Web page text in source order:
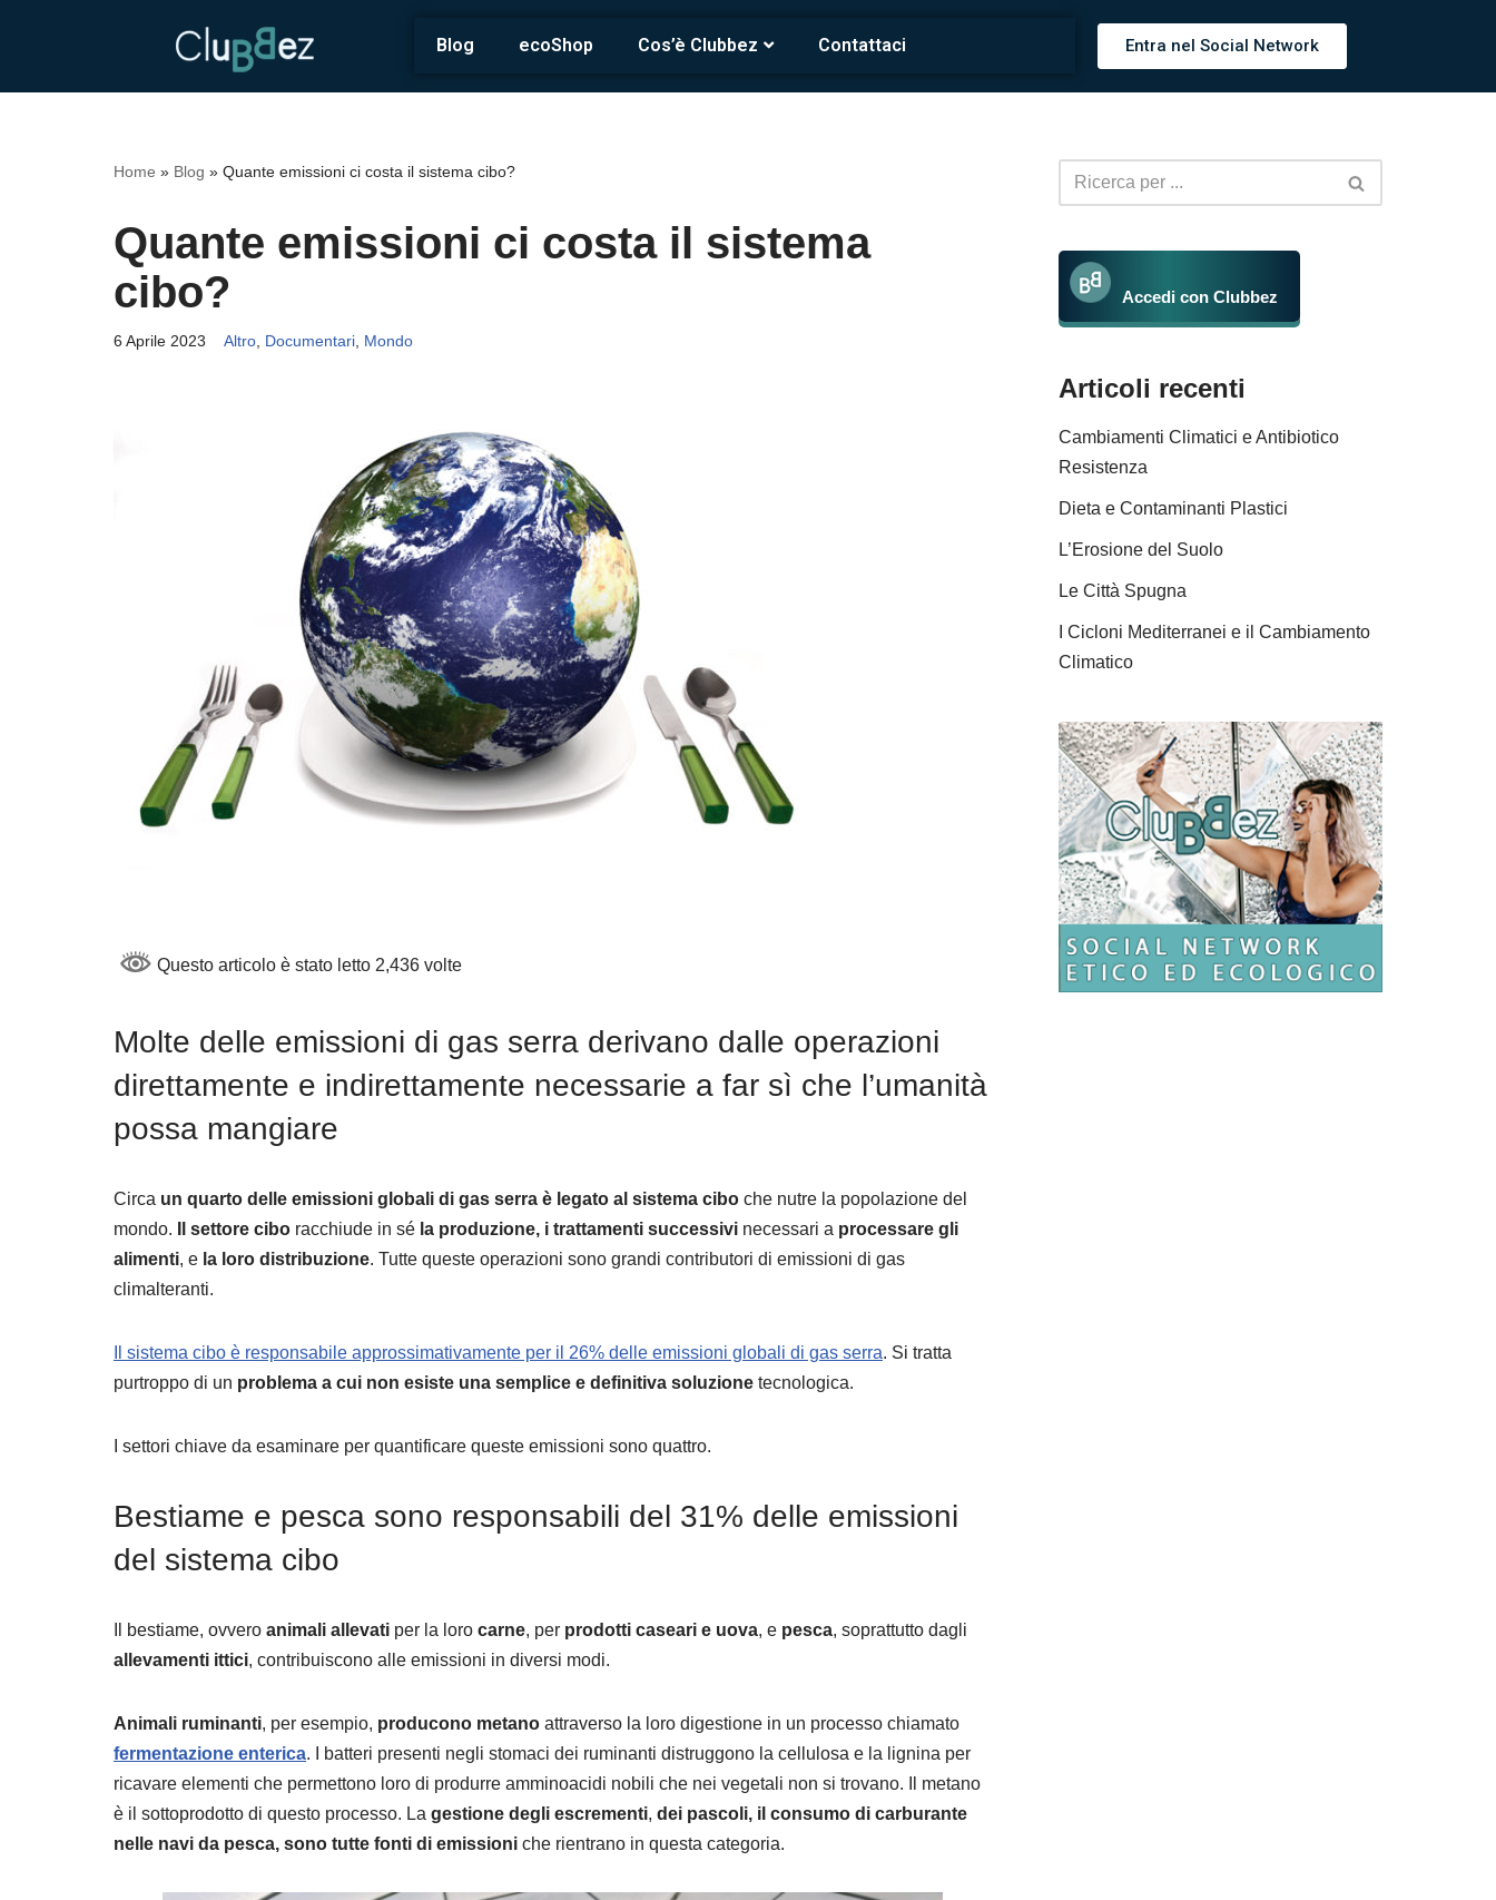
al
Blog ecoShop Cos’è Clubbez Contattaci Entra nel Social Network
Home » Blog » Quante emissioni ci costa il sistema cibo?
Quante emissioni ci costa il sistema
cibo?
6 Aprile 2023 Altro Documentari Mondo
Questo articolo è stato letto 2,436 volte
Molte delle emissioni di gas serra derivano dalle operazioni
direttamente e indirettamente necessarie a far sì che l’umanità
possa mangiare
Circa un quarto delle emissioni globali di gas serra è legato al sistema cibo che nutre la popolazione del
mondo. Il settore cibo racchiude in sé la produzione, i trattamenti successivi necessari a processare gli
alimenti, e la loro distribuzione. Tutte queste operazioni sono grandi contributori di emissioni di gas
climalteranti.
Il sistema cibo è responsabile approssimativamente per il 26% delle emissioni globali di gas serra. Si tratta
purtroppo di un problema a cui non esiste una semplice e definitiva soluzione tecnologica.
I settori chiave da esaminare per quantificare queste emissioni sono quattro.
Bestiame e pesca sono responsabili del 31% delle emissioni
del sistema cibo
Il bestiame, ovvero animali allevati per la loro carne, per prodotti caseari e uova, e pesca, soprattutto dagli
allevamenti ittici, contribuiscono alle emissioni in diversi modi.
Animali ruminanti, per esempio, producono metano attraverso la loro digestione in un processo chiamato
fermentazione enterica.
I batteri presenti negli stomaci dei ruminanti distruggono la cellulosa e la lignina per
ricavare elementi che permettono loro di produrre amminoacidi nobili che nei vegetali non si trovano. Il metano
è il sottoprodotto di questo processo. La gestione degli escrementi, dei pascoli, il consumo di carburante
nelle navi da pesca, sono tutte fonti di emissioni che rientrano in questa categoria.
Accedi con Clubbez
Articoli recenti
Cambiamenti Climatici e Antibiotico
Resistenza
Dieta e Contaminanti Plastici
L’Erosione del Suolo
Le Città Spugna
I Cicloni Mediterranei e il Cambiamento
Climatico